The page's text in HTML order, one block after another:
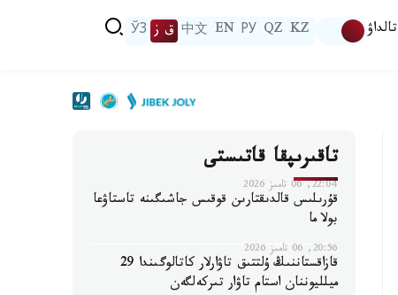
تالداۋ KZ
QZ
РУ
EN
中文 ق ز ЎЗ
تاقىرىپقا قاتىستى
22:04, 06 تامىز 2026
قۇرىلىس قالدىقتارىن قوقىس جاشىگىنە تاستاۋعا
بولا ما
20:56, 06 تامىز 2026
قازاقستاننىڭ ۇلتتىق تاۋارلار كاتالوگىندا 29
ميلليوننان استام تاۋار تىركەلگەن